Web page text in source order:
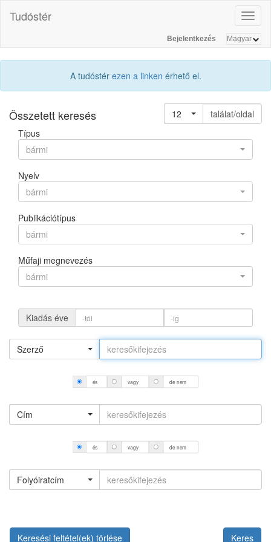
Tudóstér
Bejelentkezés
A tudóstér ezen a linken érhető el.
Összetett keresés 12
találat/oldal
Típus
bármi
Nyelv
bármi
Publikációtípus
bármi
Műfaji megnevezés
bármi
Kiadás éve
Szerző
és vagy de nem
Cím
és vagy de nem
Folyóiratcím
Keresési feltétel(ek) törlése